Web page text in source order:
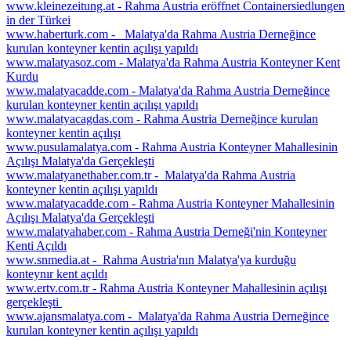
www.kleinezeitung.at - Rahma Austria eröffnet Containersiedlungen
in der Türkei
www.haberturk.com - Malatya'da Rahma Austria Derneğince
kurulan konteyner kentin açılışı yapıldı
www.malatyasoz.com - Malatya'da Rahma Austria Konteyner Kent
Kurdu
www.malatyacadde.com - Malatya'da Rahma Austria Derneğince
kurulan konteyner kentin açılışı yapıldı
www.malatyacagdas.com - Rahma Austria Derneğince kurulan
konteyner kentin açılışı
www.pusulamalatya.com - Rahma Austria Konteyner Mahallesinin
Açılışı Malatya'da Gerçekleşti
www.malatyanethaber.com.tr - Malatya'da Rahma Austria
konteyner kentin açılışı yapıldı
www.malatyacadde.com - Rahma Austria Konteyner Mahallesinin
Açılışı Malatya'da Gerçekleşti
www.malatyahaber.com - Rahma Austria Derneği'nin Konteyner
Kenti Açıldı
www.snmedia.at - Rahma Austria'nın Malatya'ya kurduğu
konteynır kent açıldı
www.ertv.com.tr - Rahma Austria Konteyner Mahallesinin açılışı
gerçekleşti
www.ajansmalatya.com - Malatya'da Rahma Austria Derneğince
kurulan konteyner kentin açılışı yapıldı